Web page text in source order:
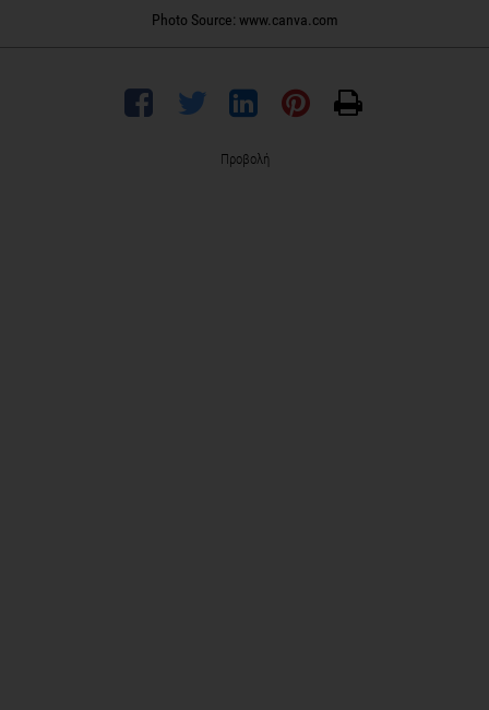
Photo Source: www.canva.com
Προβολή